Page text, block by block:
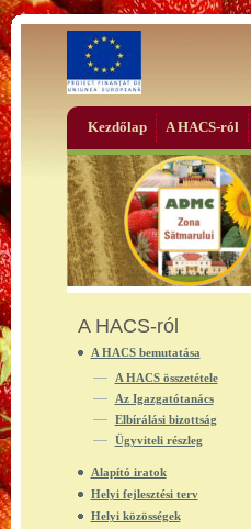
Kezdőlap A HACS-ról
A HACS-ról
A HACS bemutatása
A HACS összetétele
Az Igazgatótanács
Elbírálási bizottság
Ügyviteli részleg
Alapító iratok
Helyi fejlesztési terv
Helyi közösségek